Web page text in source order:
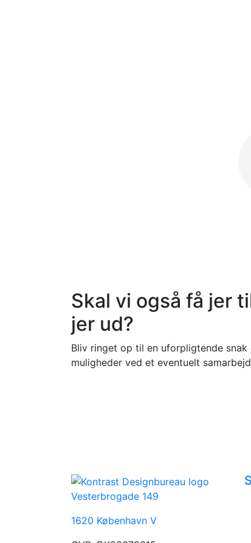
Skal vi også få jer
jer ud?
Bliv ringet op til en uforpligtende snak
muligheder ved et eventuelt
Vesterbrogade 149
1620 København V